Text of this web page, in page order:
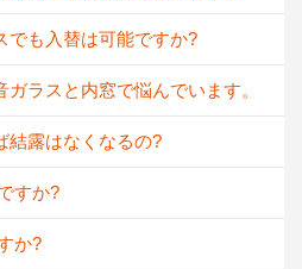
でも入替は可能ですか?
ラスと内窓で悩んでいます。
結露はなくなるの?
すか?
か?